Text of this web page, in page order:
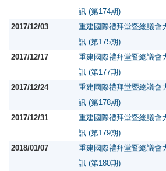
訊 (第174期)
2017/12/03
重建國際禮拜堂暨總議
訊 (第175期)
2017/12/17
重建國際禮拜堂暨總議
訊 (第177期)
2017/12/24
重建國際禮拜堂暨總議
訊 (第178期)
2017/12/31
重建國際禮拜堂暨總議
訊 (第179期)
2018/01/07
重建國際禮拜堂暨總議
訊 (第180期)